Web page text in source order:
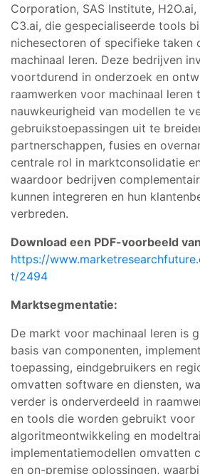
Corporation, SAS Institute,
C3.ai, die gespecialiseerde tools
nichesectoren of specifieke taken
machinaal leren. Deze bedrijven
voortdurend in onderzoek en
raamwerken voor machinaal leren
nauwkeurigheid van modellen te
gebruikstoepassingen uit te
partnerschappen, fusies en
centrale rol in marktconsolidatie
waardoor bedrijven
kunnen integreren en hun
verbreden.
Download een PDF-voorbeeld
https://
t/2494
Marktsegmentatie:
De markt voor machinaal leren is
basis van componenten,
toepassing, eindgebruikers en
omvatten software en diensten,
verder is onderverdeeld in
en tools die worden gebruikt voor
algoritmeontwikkeling en
implementatiemodellen omvatten
en on-premise oplossingen,